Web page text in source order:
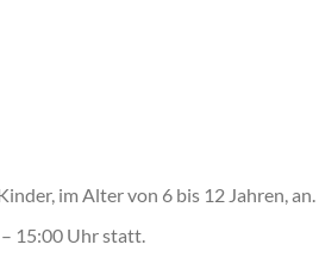
im Alter von 6 bis 12 Jahren,
15:00 Uhr statt.